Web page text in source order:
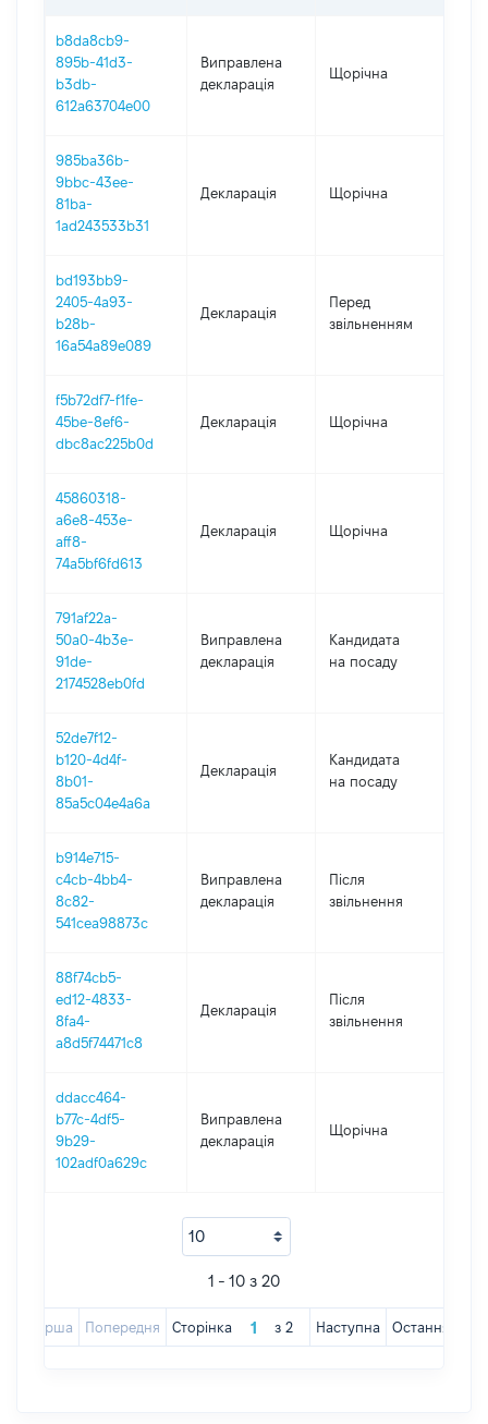
b8da8cb9-
895b-41d3-
b3db-
612a63704e00
Виправлена
декларація
Щорічна
985ba36b-
9bbc-43ee-
81ba-
1ad243533b31
Декларація Щорічна
bd193bb9-
2405-4a93-
b28b-
16a54a89e089
Декларація
Перед
звільненням
f5b72df7-f1fe-
45be-8ef6-
dbc8ac225b0d
Декларація Щорічна
45860318-
a6e8-453e-
aff8-
74a5bf6fd613
Декларація Щорічна
791af22a-
50a0-4b3e-
91de-
2174528eb0fd
Виправлена
декларація
Кандидата
на посаду
52de7f12-
b120-4d4f-
8b01-
85a5c04e4a6a
Декларація
Кандидата
на посаду
b914e715-
c4cb-4bb4-
8c82-
541cea98873c
Виправлена
декларація
Після
звільнення
88f74cb5-
ed12-4833-
8fa4-
a8d5f74471c8
Декларація
Після
звільнення
ddacc464-
b77c-4df5-
9b29-
102adf0a629c
Виправлена
декларація
Щорічна
1 - 10 з 20
Перша Попередня Сторінка з 2 Наступна Остання